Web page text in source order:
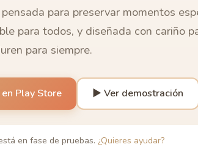
para preservar momentos
para todos, y diseñada con cariño
para siempre.
Play Store ▶ Ver demostración
en fase de pruebas. ¿Quieres ayudar?